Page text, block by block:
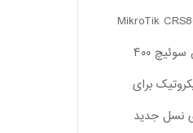
MikroTik
hRM؛ اولین سوئیچ ۴۰۰
برای
نسل جدید